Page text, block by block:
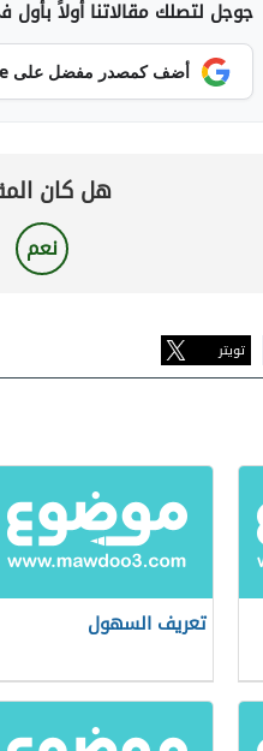
جوجل لتصلك مقالاتنا أولاً بأول
أضف كمصدر مفضل على Google
هل كان
نعم
تويتر
تعريف السهول